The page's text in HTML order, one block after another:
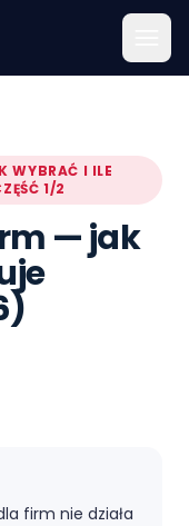
WYBRAĆ I ILE
1/2
— jak
firm nie działa